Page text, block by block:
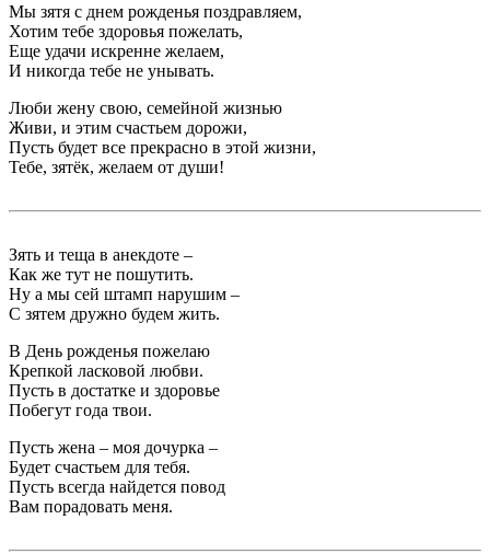
Мы зятя с днем рожденья поздравляем,
Хотим тебе здоровья пожелать,
Еще удачи искренне желаем,
И никогда тебе не унывать.
Люби жену свою, семейной жизнью
Живи, и этим счастьем дорожи,
Пусть будет все прекрасно в этой жизни,
Тебе, зятёк, желаем от души!
Зять и теща в анекдоте –
Как же тут не пошутить.
Ну а мы сей штамп нарушим –
С зятем дружно будем жить.
В День рожденья пожелаю
Крепкой ласковой любви.
Пусть в достатке и здоровье
Побегут года твои.
Пусть жена – моя дочурка –
Будет счастьем для тебя.
Пусть всегда найдется повод
Вам порадовать меня.